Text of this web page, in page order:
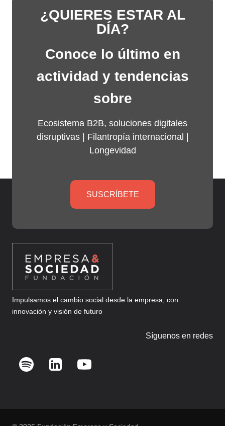
¿QUIERES ESTAR AL
DÍA?
Conoce lo último en
actividad y tendencias
sobre
Ecosistema B2B, soluciones digitales
disruptivas | Filantropía internacional
Longevidad
SUSCRÍBETE
Impulsamos el cambio social desde la empresa, con
innovación y visión de futuro
Síguenos en redes